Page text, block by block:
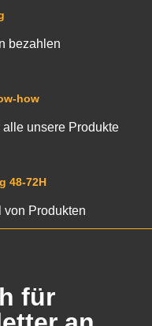
48-72H
Produkten
how
alle unsere Produkte
bezahlen
für